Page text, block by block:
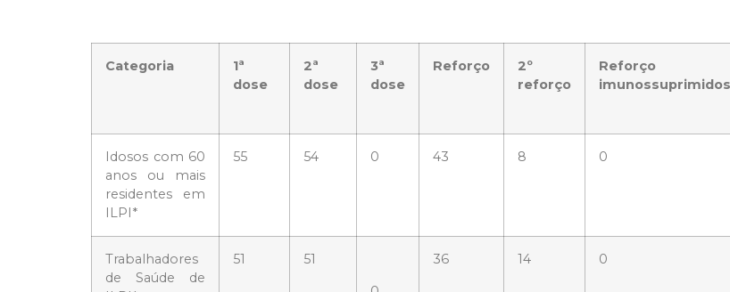
Categoria
1ª
dose
2ª
dose
3ª
dose
Reforço
2º
reforço
Reforço
imunossuprimidos
Idosos com 60
anos ou mais
residentes em
ILPI*
55 54 0 43 8 0
Trabalhadores
de Saúde de
51
51
36 14 0